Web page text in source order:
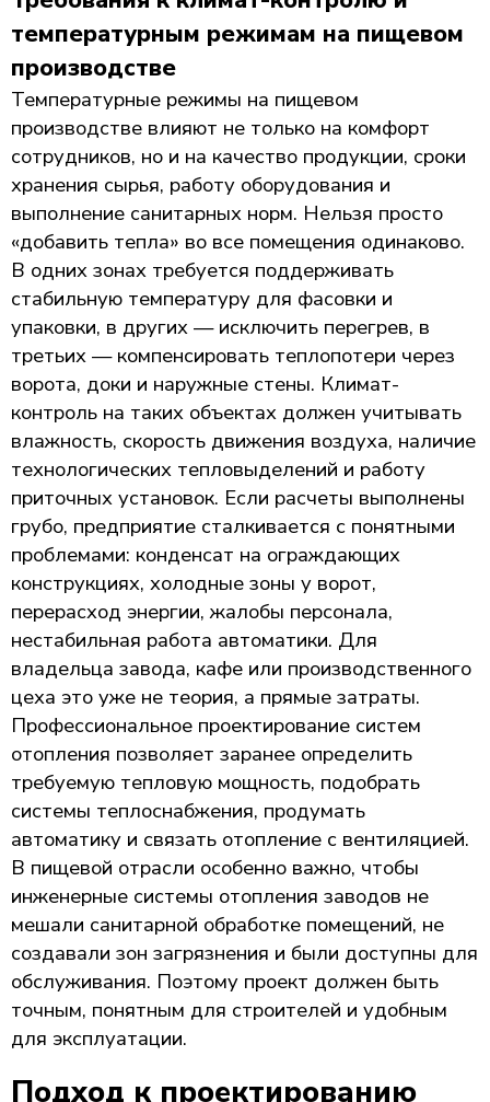
температурным режимам на пищевом
производстве
Температурные режимы на пищевом
производстве влияют не только на комфорт
сотрудников, но и на качество продукции, сроки
хранения сырья, работу оборудования и
выполнение санитарных норм. Нельзя просто
«добавить тепла» во все помещения одинаково.
В одних зонах требуется поддерживать
стабильную температуру для фасовки и
упаковки, в других — исключить перегрев, в
третьих — компенсировать теплопотери через
ворота, доки и наружные стены. Климат-
контроль на таких объектах должен учитывать
влажность, скорость движения воздуха, наличие
технологических тепловыделений и работу
приточных установок. Если расчеты выполнены
грубо, предприятие сталкивается с понятными
проблемами: конденсат на ограждающих
конструкциях, холодные зоны у ворот,
перерасход энергии, жалобы персонала,
нестабильная работа автоматики. Для
владельца завода, кафе или производственного
цеха это уже не теория, а прямые затраты.
Профессиональное проектирование систем
отопления позволяет заранее определить
требуемую тепловую мощность, подобрать
системы теплоснабжения, продумать
автоматику и связать отопление с вентиляцией.
В пищевой отрасли особенно важно, чтобы
инженерные системы отопления заводов не
мешали санитарной обработке помещений, не
создавали зон загрязнения и были доступны для
обслуживания. Поэтому проект должен быть
точным, понятным для строителей и удобным
для эксплуатации.
Подход к проектированию